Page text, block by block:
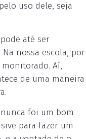
uso dele, seja
até ser
nossa escola, por
Aí,
de uma maneira
foi um bom
para fazer um